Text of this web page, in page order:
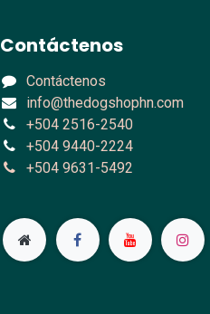
Contáctenos
Contáctenos
info@thedogshophn.com
+504 2516-2540
+504 9440-2224
+504 9631-5492